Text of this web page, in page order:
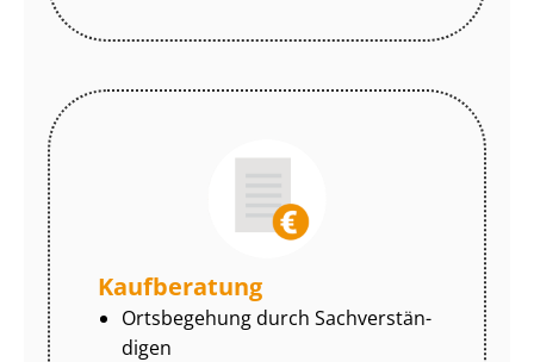
Kaufberatung
Ortsbegehung durch Sach­ver­stän­
di­gen